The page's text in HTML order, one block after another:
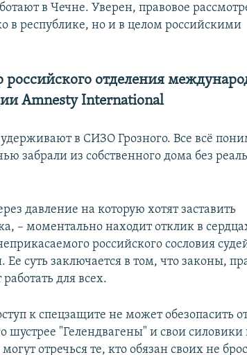
в Чечне. Уверен, правовое
в республике, но и в целом российскими
российского отделения
Amnesty International
в СИЗО Грозного. Все всё
забрали из собственного дома без
давление на которую хотят заставить
– моментально находит отклик в
российского сословия
Ее суть заключается в том, что законы,
для всех.
к спецзащите не может обезопасить
шустрее "Гелендвагены" и свои силовики
отречься те, кто обязан своих не